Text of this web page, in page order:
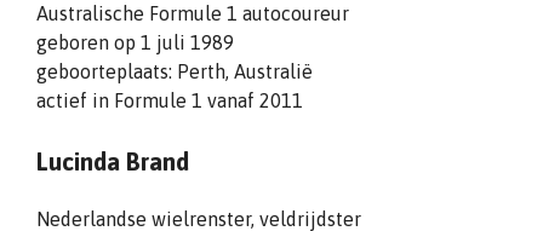
Australische Formule 1 autocoureur
geboren op 1 juli 1989
geboorteplaats: Perth, Australië
actief in Formule 1 vanaf 2011
Lucinda Brand
Nederlandse wielrenster, veldrijdster